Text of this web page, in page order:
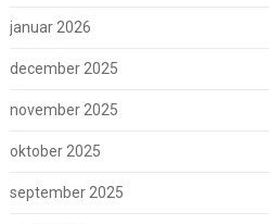
januar 2026
december 2025
november 2025
oktober 2025
september 2025